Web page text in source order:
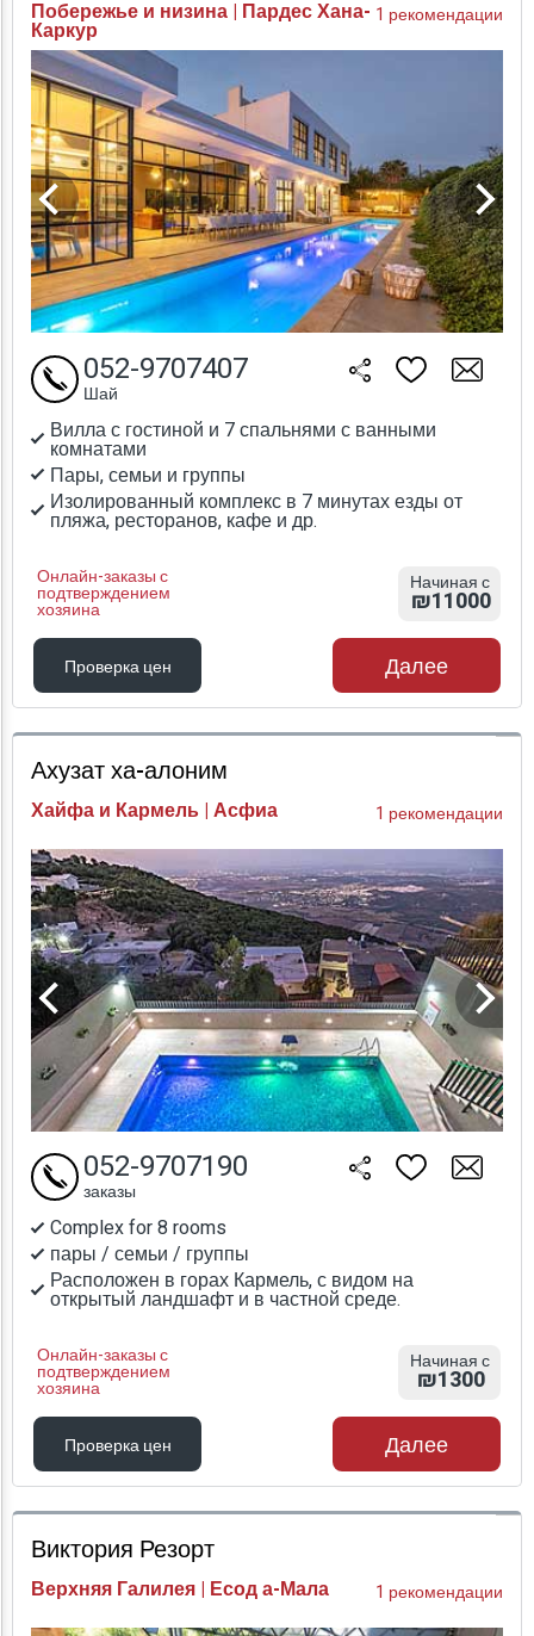
Побережье и низина | Пардес Хана-
Каркур
1 рекомендации
Вилла с гостиной и 7 спальнями с ванными
комнатами
Пары, семьи и группы
Изолированный комплекс в 7 минутах езды от
пляжа, ресторанов, кафе и др.
Онлайн-заказы с
подтверждением
хозяина
052-9707407
Шай
Начиная с
₪11000
Проверка цен
Проверка цен
Далее
Ахузат ха-алоним
Хайфа и Кармель | Асфиа 1 рекомендации
Complex for 8 rooms
пары / семьи / группы
Расположен в горах Кармель, с видом на
открытый ландшафт и в частной среде.
Онлайн-заказы с
подтверждением
хозяина
052-9707190
заказы
Начиная с
₪1300
Проверка цен
Проверка цен
Далее
Виктория Резорт
Верхняя Галилея | Есод а-Мала 1 рекомендации